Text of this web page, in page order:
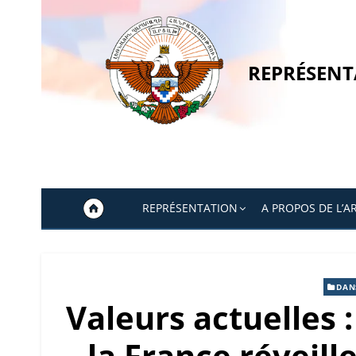
content
REPRÉSENTATION A PROPOS DE
Valeurs actuelles